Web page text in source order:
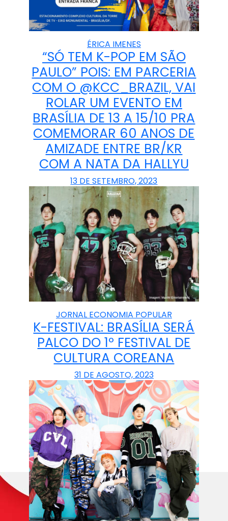
ÉRICA IMENES
“SÓ TEM K-POP EM SÃO
PAULO” POIS: EM PARCERIA
COM O @KCC_BRAZIL, VAI
ROLAR UM EVENTO EM
BRASÍLIA DE 13 A 15/10 PRA
COMEMORAR 60 ANOS DE
AMIZADE ENTRE BR/KR
COM A NATA DA HALLYU
13 DE SETEMBRO, 2023
JORNAL ECONOMIA POPULAR
K-FESTIVAL: BRASÍLIA SERÁ
PALCO DO 1º FESTIVAL DE
CULTURA COREANA
31 DE AGOSTO, 2023